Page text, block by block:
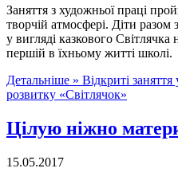
Заняття з художньої праці
творчій атмосфері. Діти
у вигляді казкового
першій в їхньому житті школі.
Детальніше » Відкриті
розвитку «Світлячок»
Цілую ніжно
15.05.2017